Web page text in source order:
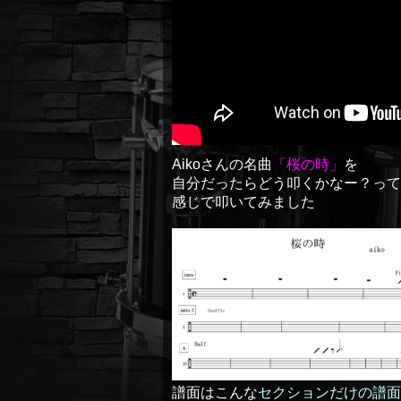
Aikoさんの名曲 「桜の時」
を
自分だったらどう叩くかなー？って
感じで叩いてみました
譜面はこんなセクションだけの譜面